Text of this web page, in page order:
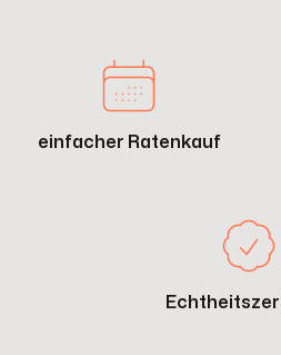
einfacher Ratenkauf